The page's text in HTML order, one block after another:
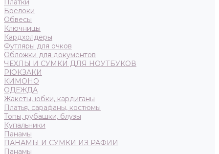
Платки
Брелоки
Обвесы
Ключницы
Кардхолдеры
Футляры для очков
Обложки для документов
ЧЕХЛЫ И СУМКИ ДЛЯ НОУТБУКОВ
РЮКЗАКИ
КИМОНО
ОДЕЖДА
Жакеты, юбки, кардиганы
Платья, сарафаны, костюмы
Топы, рубашки, блузы
Купальники
Панамы
ПАНАМЫ И СУМКИ ИЗ РАФИИ
Панамы